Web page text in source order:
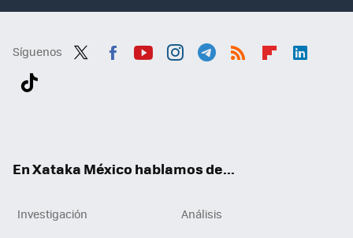
Síguenos
En Xataka México hablamos de...
Investigación
Análisis